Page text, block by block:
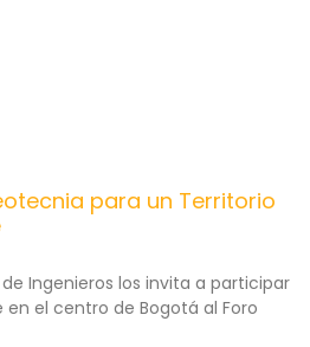
para un Territorio
Ingenieros los invita a participar
en el centro de Bogotá al Foro